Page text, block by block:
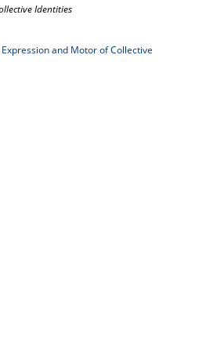
Identities
and Motor of Collective